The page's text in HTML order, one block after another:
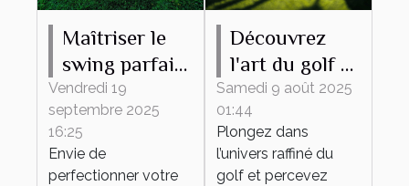
Maîtriser le
swing parfait :
conseils et
techniques
Vendredi 19
septembre 2025
16:25
Envie de
perfectionner votre
Découvrez
l'art du golf à
travers des
équipements
de haute
qualité
Samedi 9 août 2025
01:44
Plongez dans
l’univers raffiné du
golf et percevez